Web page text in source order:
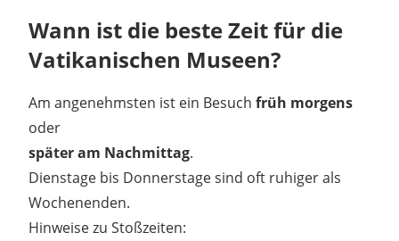
Wann ist die beste Zeit für die
Vatikanischen Museen?
Am angenehmsten ist ein Besuch früh morgens
oder
später am Nachmittag.
Dienstage bis Donnerstage sind oft ruhiger als
Wochenenden.
Hinweise zu Stoßzeiten: